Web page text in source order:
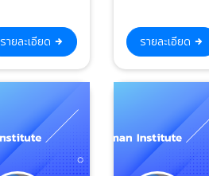
รายละเอียด รายละเอียด